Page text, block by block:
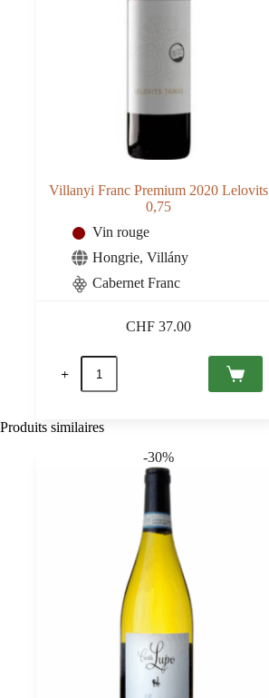
Villanyi Franc Premium 2020 Lelovits
0,75
Vin rouge
Hongrie, Villány
Cabernet Franc
CHF37.00
quantité
Villanyi
Premium
Produits similaires
-30%